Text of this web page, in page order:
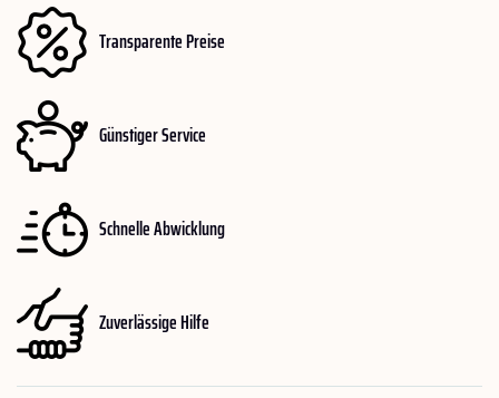
Transparente Preise
Günstiger Service
Schnelle Abwicklung
Zuverlässige Hilfe